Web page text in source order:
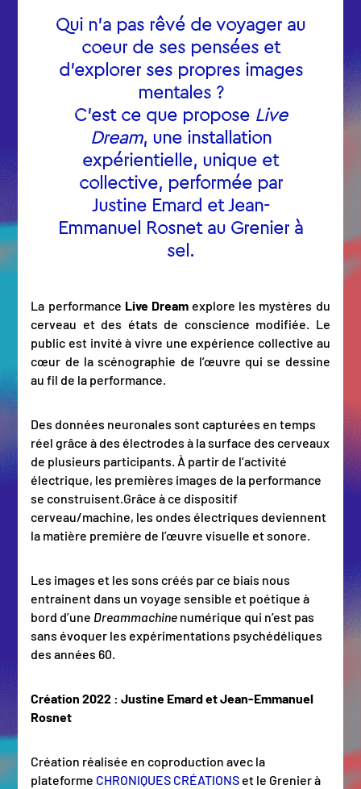
Qui n’a pas rêvé de voyager au
coeur de ses pensées et
d’explorer ses propres images
mentales ?
C’est ce que propose Live
Dream, une installation
expérientielle, unique et
collective, performée par
Justine Emard et Jean-
Emmanuel Rosnet au Grenier à
sel.
La performance Live Dreamexplore les mystères du
cerveau et des états de conscience modifiée. Le
public est invité à vivre une expérience collective au
cœur de la scénographie de l’œuvre qui se dessine
au fil de la performance.
Des données neuronales sont capturées en temps
réel grâce à des électrodes à la surface des cerveaux
de plusieurs participants. À partir de l’activité
électrique, les premières images de la performance
se construisent.Grâce à ce dispositif
cerveau/machine, les ondes électriques deviennent
la matière première de l’œuvre visuelle et sonore.
Les images et les sons créés par ce biais nous
entrainent dans un voyage sensible et poétique à
bord d’une Dreammachine numérique qui n’est pas
sans évoquer les expérimentations psychédéliques
des années 60.
Création 2022 : Justine Emard et Jean-Emmanuel
Rosnet
Création réalisée en coproduction avec la
plateforme CHRONIQUES CRÉATIONS et le Grenier à